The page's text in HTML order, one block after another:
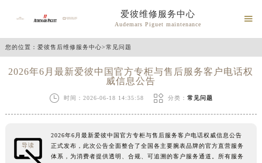
爱彼维修服务中心
Audemars Piguet maintenance

您的位置： 爱彼售后维修服务中心>常见问题
2026年6月最新爱彼中国官方专柜与售后服务客户电话权
威信息公告
 时间：2026-06-18 14:35:58  分类： 常见问题
导读
2026年6月最新爱彼中国官方专柜与售后服务客户电话权威信息公告
正式发布，此次公告全面整合了全国各主要腕表品牌的官方直营服务
体系，为消费者提供透明、合规、可追溯的客户服务通道。所有服务